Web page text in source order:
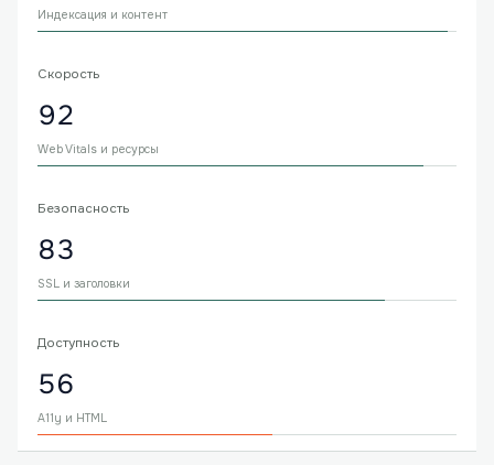
Индексация и контент
Скорость
92
Web Vitals и ресурсы
Безопасность
83
SSL и заголовки
Доступность
56
A11y и HTML